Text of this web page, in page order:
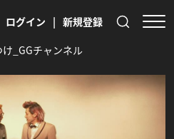
ログイン | 新規登録
け_GGチャンネル